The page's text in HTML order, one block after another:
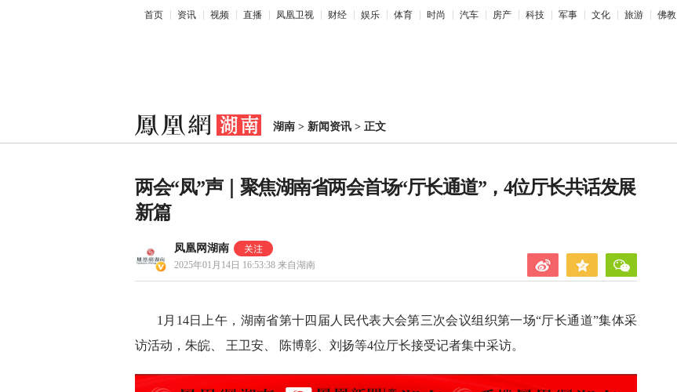
首页 资讯 视频 直播 凤凰卫视 财经 娱乐 体育 时尚 汽车 房产 科技 军事 文化 旅游 佛教
湖南 > 新闻资讯 > 正文
两会“凤”声｜聚焦湖南省两会首场“厅长通道”，4位厅长共话发展
新篇
凤凰网湖南
2025年01月14日 16:53:38 来自湖南
1月14日上午，湖南省第十四届人民代表大会第三次会议组织第一场“厅长通道”集体采
访活动，朱皖、 王卫安、 陈博彰、刘扬等4位厅长接受记者集中采访。